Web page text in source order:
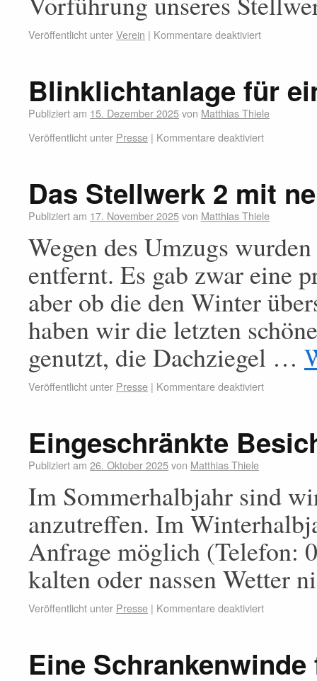
Veröffentlicht unterVerein | Kommentare deaktiviert
Blinklichtanlage für
Publiziert am 15. Dezember 2025von Matthias Thiele
Veröffentlicht unter Presse | Kommentare deaktiviert
Das Stellwerk 2 mit
Publiziert am 17. November 2025von Matthias Thiele
Wegen des Umzugs
entfernt. Es gab zwar eine
aber ob die den Winter
haben wir die letzten
genutzt, die Dachziegel …
Veröffentlicht unter Presse | Kommentare deaktiviert
Eingeschränkte
Publiziert am 26. Oktober 2025von Matthias Thiele
Im Sommerhalbjahr sind
anzutreffen. Im
Anfrage möglich (Telefon:
kalten oder nassen Wetter
Veröffentlicht unter Presse | Kommentare deaktiviert
Eine